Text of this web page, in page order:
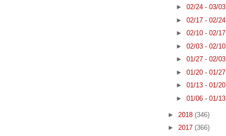
► 02/24 - 03/03
► 02/17 - 02/24
► 02/10 - 02/17
► 02/03 - 02/10
► 01/27 - 02/03
► 01/20 - 01/27
► 01/13 - 01/20
► 01/06 - 01/13
► 2018 (346)
► 2017 (366)